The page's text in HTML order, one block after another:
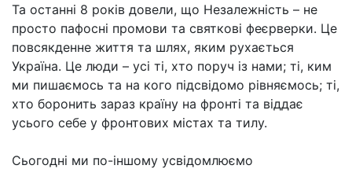
Та останні 8 років довели, що Незалежність – не
просто пафосні промови та святкові феєрверки. Це
повсякденне життя та шлях, яким рухається
Україна. Це люди – усі ті, хто поруч із нами; ті, ким
ми пишаємось та на кого підсвідомо рівняємось; ті,
хто боронить зараз країну на фронті та віддає
усього себе у фронтових містах та тилу.
Сьогодні ми по-іншому усвідомлюємо